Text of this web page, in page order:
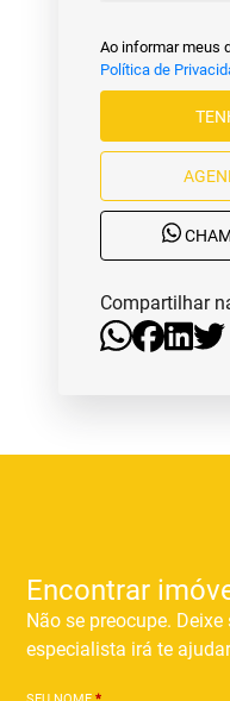
Ao informar meus
Política de
Compartilhar
Encontrar
Não se preocupe.
especialista irá te